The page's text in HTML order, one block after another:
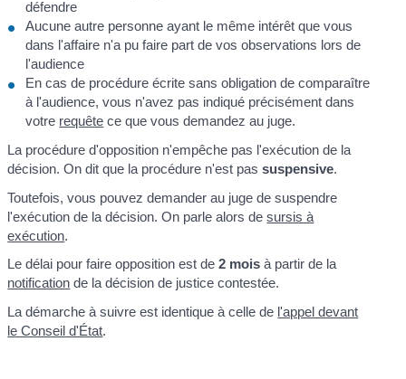
défendre
Aucune autre personne ayant le même intérêt que vous
dans l'affaire n'a pu faire part de vos observations lors de
l'audience
En cas de procédure écrite sans obligation de comparaître
à l'audience, vous n'avez pas indiqué précisément dans
votre requête ce que vous demandez au juge.
La procédure d'opposition n'empêche pas l'exécution de la
décision. On dit que la procédure n'est passuspensive.
Toutefois, vous pouvez demander au juge de suspendre
l'exécution de la décision. On parle alors desursis à
exécution.
Le délai pour faire opposition est de2 mois à partir de la
notification de la décision de justice contestée.
La démarche à suivre est identique à celle de l'appel devant
le Conseil d'État.